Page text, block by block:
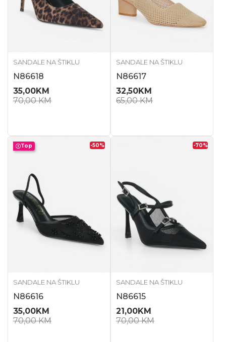
SANDALE NA ŠTIKLU
N86618
35,00KM
70,00KM
SANDALE NA ŠTIKLU
N86617
32,50KM
65,00KM
Top -50%
SANDALE NA ŠTIKLU
N86616
35,00KM
70,00KM
-70%
SANDALE NA ŠTIKLU
N86615
21,00KM
70,00KM